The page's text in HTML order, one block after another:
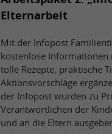
Elternarbeit
Mit der Infopost
kostenlose Informationen
tolle Rezepte, praktische
Aktionsvorschläge
der Infopost wurden zu
Verantwortlichen der
und an die Eltern